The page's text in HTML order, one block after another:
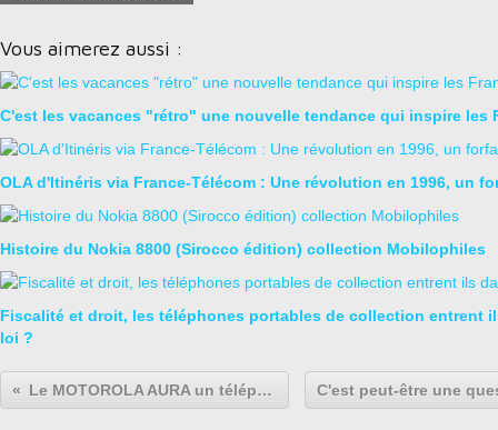
Vous aimerez aussi :
C'est les vacances "rétro" une nouvelle tendance qui inspire les
OLA d'Itinéris via France-Télécom : Une révolution en 1996, un
Histoire du Nokia 8800 (Sirocco édition) collection Mobilophiles
Fiscalité et droit, les téléphones portables de collection entrent
loi ?
Le MOTOROLA AURA un téléphone de collection haut de gamme !